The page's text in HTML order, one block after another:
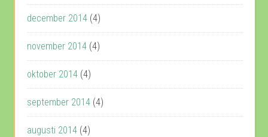
december 2014 (4)
november 2014 (4)
oktober 2014 (4)
september 2014 (4)
augusti 2014 (4)